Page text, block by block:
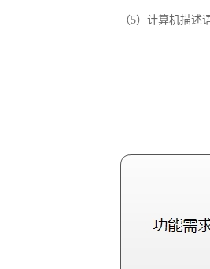
（5）计算机描述